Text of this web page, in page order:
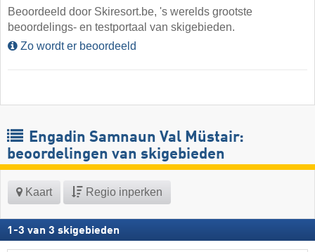
Beoordeeld door Skiresort.be, 's werelds grootste
beoordelings- en testportaal van skigebieden.
Zo wordt er beoordeeld
Engadin Samnaun Val Müstair:
beoordelingen van skigebieden
Kaart Regio inperken
1 -3 van 3 skigebieden